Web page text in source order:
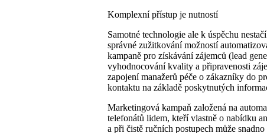
Komplexní přístup je nutností
Samotné technologie ale k úspěchu
správné zužitkování možností
kampaně pro získávání zájemců (lead
vyhodnocování kvality a připravenosti
zapojení manažerů péče o zákazníky do
kontaktu na základě poskytnutých
Marketingová kampaň založená na
telefonátů lidem, kteří vlastně o nabídku
a při čistě ručních postupech může